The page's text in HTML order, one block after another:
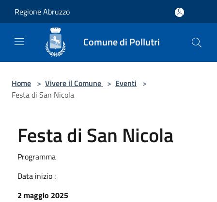
Regione Abruzzo
Comune di Pollutri
Home > Vivere il Comune > Eventi >
Festa di San Nicola
Festa di San Nicola
Programma
Data inizio :
2 maggio 2025